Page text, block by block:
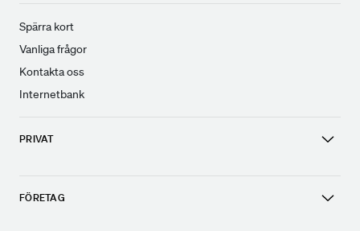
Spärra kort
Vanliga frågor
Kontakta oss
Internetbank
PRIVAT
FÖRETAG